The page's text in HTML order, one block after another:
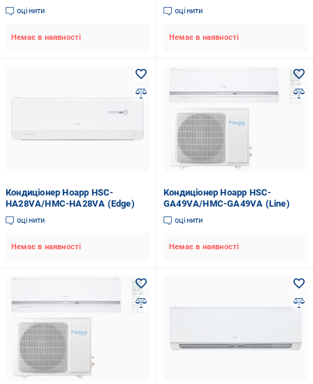
оцінити
Немає в наявності
оцінити
Немає в наявності
Кондиціонер Hoapp HSC-
HA28VA/HMC-HA28VA (Edge)
оцінити
Немає в наявності
Кондиціонер Hoapp HSC-
GA49VA/HMC-GA49VA (Line)
оцінити
Немає в наявності